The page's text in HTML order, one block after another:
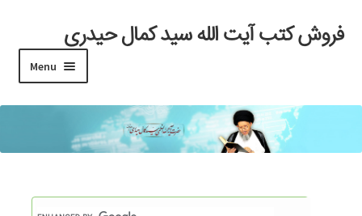
Skip
to
Skip
to
فروش کتب آیت الله سید کمال حیدری
Menu
خانه
#97 (بدون عنوان)